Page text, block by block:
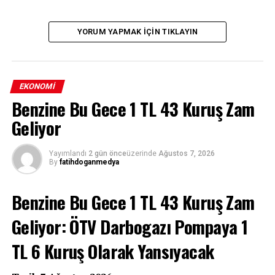
YORUM YAPMAK IÇIN TIKLAYIN
EKONOMI
Benzine Bu Gece 1 TL 43 Kuruş Zam
Geliyor
Yayımlandı 2 gün önceüzerinde Ağustos 7, 2026
By fatihdoganmedya
Benzine Bu Gece 1 TL 43 Kuruş Zam
Geliyor: ÖTV Darbogazı Pompaya 1
TL 6 Kuruş Olarak Yansıyacak